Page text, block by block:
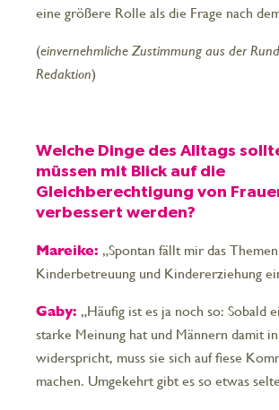
eine größere Rolle als die Frage nach
(einvernehmliche Zustimmung aus der
Redaktion)
Welche Dinge des Alltags
müssen mit Blick auf die
Gleichberechtigung von
verbessert werden?
Mareike: „Spontan fällt mir das Themen
Kinderbetreuung und Kindererziehung
Gaby: „Häufig ist es ja noch so: Sobald
starke Meinung hat und Männern damit
widerspricht, muss sie sich auf fiese
machen. Umgekehrt gibt es so etwas